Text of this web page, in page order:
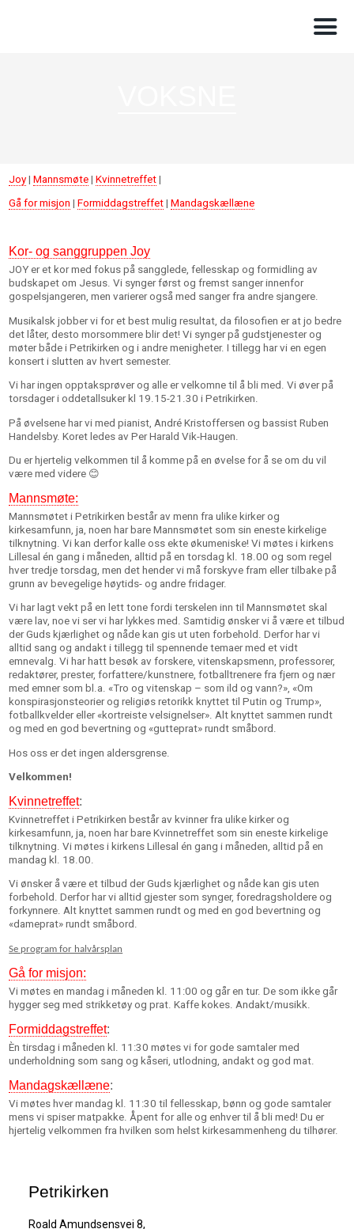
Joy |Mannsmøte |Kvinnetreffet |
Gå for misjon |Formiddagstreffet |Mandagskællæne
Kor- og sanggruppen Joy
JOY er et kor med fokus på sangglede, fellesskap og formidling av
budskapet om Jesus. Vi synger først og fremst sanger innenfor
gospelsjangeren, men varierer også med sanger fra andre sjangere.
Musikalsk jobber vi for et best mulig resultat, da filosofien er at jo bedre
det låter, desto morsommere blir det! Vi synger på gudstjenester og
møter både i Petrikirken og i andre menigheter. I tillegg har vi en egen
konsert i slutten av hvert semester.
Vi har ingen opptaksprøver og alle er velkomne til å bli med. Vi øver på
torsdager i oddetallsuker kl 19.15-21.30 i Petrikirken.
På øvelsene har vi med pianist, André Kristoffersen og bassist Ruben
Handelsby. Koret ledes av Per Harald Vik-Haugen.
Du er hjertelig velkommen til å komme på en øvelse for å se om du vil
være med videre 😊
Mannsmøte:
Mannsmøtet i Petrikirken består av menn fra ulike kirker og
kirkesamfunn, ja, noen har bare Mannsmøtet som sin eneste kirkelige
tilknytning. Vi kan derfor kalle oss ekte økumeniske! Vi møtes i kirkens
Lillesal én gang i måneden, alltid på en torsdag kl. 18.00 og som regel
hver tredje torsdag, men det hender vi må forskyve fram eller tilbake på
grunn av bevegelige høytids- og andre fridager.
Vi har lagt vekt på en lett tone fordi terskelen inn til Mannsmøtet skal
være lav, noe vi ser vi har lykkes med. Samtidig ønsker vi å være et tilbud
der Guds kjærlighet og nåde kan gis ut uten forbehold. Derfor har vi
alltid sang og andakt i tillegg til spennende temaer med et vidt
emnevalg. Vi har hatt besøk av forskere, vitenskapsmenn, professorer,
redaktører, prester, forfattere/kunstnere, fotballtrenere fra fjern og nær
med emner som bl.a. «Tro og vitenskap – som ild og vann?», «Om
konspirasjonsteorier og religiøs retorikk knyttet til Putin og Trump»,
fotballkvelder eller «kortreiste velsignelser». Alt knyttet sammen rundt
og med en god bevertning og «gutteprat» rundt småbord.
Hos oss er det ingen aldersgrense.
Velkommen!
Kvinnetreffet:
Kvinnetreffet i Petrikirken består av kvinner fra ulike kirker og
kirkesamfunn, ja, noen har bare Kvinnetreffet som sin eneste kirkelige
tilknytning. Vi møtes i kirkens Lillesal én gang i måneden, alltid på en
mandag kl. 18.00.
Vi ønsker å være et tilbud der Guds kjærlighet og nåde kan gis uten
forbehold. Derfor har vi alltid gjester som synger, foredragsholdere og
forkynnere. Alt knyttet sammen rundt og med en god bevertning og
«dameprat» rundt småbord.
Se program for halvårsplan
Gå for misjon:
Vi møtes en mandag i måneden kl. 11:00 og går en tur. De som ikke går
hygger seg med strikketøy og prat. Kaffe kokes. Andakt/musikk.
Formiddagstreffet:
Èn tirsdag i måneden kl. 11:30 møtes vi for gode samtaler med
underholdning som sang og kåseri, utlodning, andakt og god mat.
Mandagskællæne:
Vi møtes hver mandag kl. 11:30 til fellesskap, bønn og gode samtaler
mens vi spiser matpakke. Åpent for alle og enhver til å bli med! Du er
hjertelig velkommen fra hvilken som helst kirkesammenheng du tilhører.
Petrikirken
Roald Amundsensvei 8,